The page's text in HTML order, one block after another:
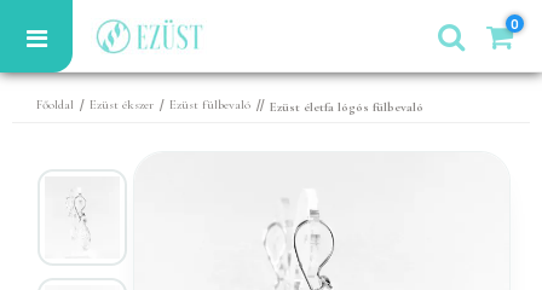
0
Főoldal / Ezüst ékszer / Ezüst fülbevaló // Ezüst életfa lógós fülbevaló